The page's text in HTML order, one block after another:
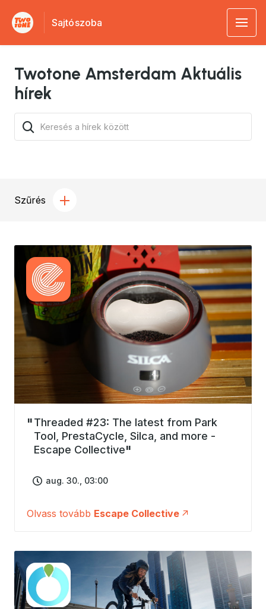
Sajtószoba
Twotone Amsterdam Aktuális
hírek
Szűrés
Threaded #23: The latest from Park
Tool, PrestaCycle, Silca, and more -
Escape Collective
aug. 30., 03:00
Olvass tovább Escape Collective